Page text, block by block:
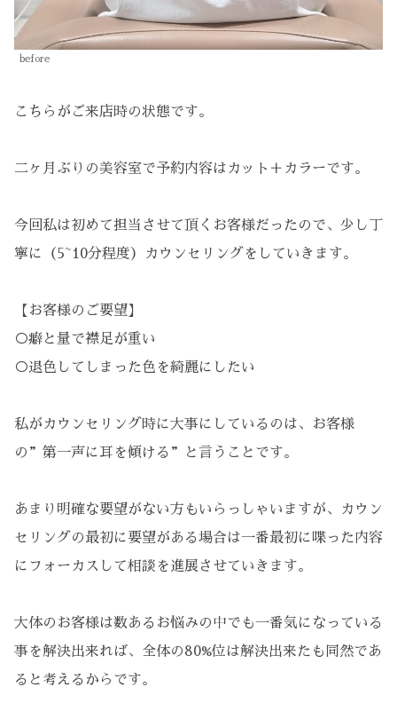
before
こちらがご来店時の状態です。
二ヶ月ぶりの美容室で予約内容はカット＋カラーです。
今回私は初めて担当させて頂くお客様だったので、少し丁
寧に（5~10分程度）カウンセリングをしていきます。
【お客様のご要望】
○癖と量で襟足が重い
○退色してしまった色を綺麗にしたい
私がカウンセリング時に大事にしているのは、お客様
の”第一声に耳を傾ける”と言うことです。
あまり明確な要望がない方もいらっしゃいますが、カウン
セリングの最初に要望がある場合は一番最初に喋った内容
にフォーカスして相談を進展させていきます。
大体のお客様は数あるお悩みの中でも一番気になっている
事を解決出来れば、全体の80%位は解決出来たも同然であ
ると考えるからです。